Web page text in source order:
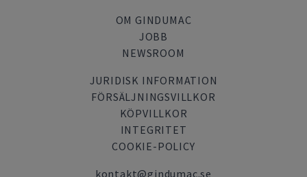
OM GINDUMAC
JOBB
NEWSROOM
JURIDISK INFORMATION
FÖRSÄLJNINGSVILLKOR
KÖPVILLKOR
INTEGRITET
COOKIE-POLICY
kontakt@gindumac.se